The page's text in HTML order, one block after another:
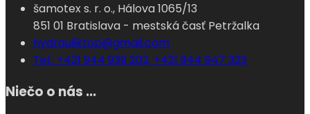
šamotex s. r. o., Hálova 1065/13
851 01 Bratislava - mestská časť Petržalka
hydrauliktop@gmail.com
Tel.: +421 944 939 202, +421 944 947 323
Niečo o nás ...